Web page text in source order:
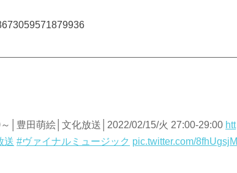
│豊田萌絵│文化放送│2022/02/15/火 27:00-29:00 htt
送 #ヴァイナルミュージック pic.twitter.com/8fhUgsjM